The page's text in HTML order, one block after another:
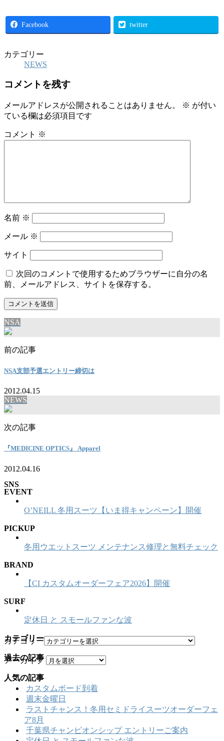
Facebook twitter
カテゴリー
NEWS
コメントを残す
メールアドレスが公開されることはありません。 ※ が付い
ている欄は必須項目です
コメント ※
名前 ※
メール ※
サイト
次回のコメントで使用するためブラウザーに自分の名
前、メールアドレス、サイトを保存する。
NSA
前の記事
NSA支部予選エントリー締切は
2012.04.15
NEWS
次の記事
『MEDICINE OPTICS』 Apparel
2012.04.16
SNS
EVENT
O’NEILL 冬用スーツ【いま得キャンペーン】開催
PICKUP
冬用ウエットスーツ メンテナンス修理と無料チェック
BRAND
【CI カスタムオーダーフェア2026】開催
SURF
定休日 と スモールファンな波
カテゴリー
カテゴリー
過去の記事
アーカイブ
人気の記事
カスタムボード到着
週末金曜日
ラストチャンス！冬用セミドライスーツオーダーフェ
ア8月
千葉県チャンピオンシップ エントリーご案内